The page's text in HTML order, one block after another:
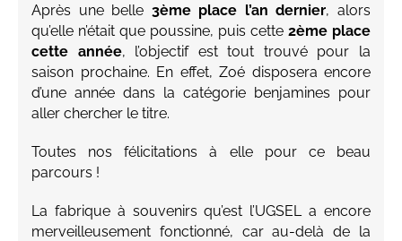
Après une belle 3ème place l’an dernier, alors
qu’elle n’était que poussine, puis cette 2ème place
cette année, l’objectif est tout trouvé pour la
saison prochaine. En effet, Zoé disposera encore
d’une année dans la catégorie benjamines pour
aller chercher le titre.
Toutes nos félicitations à elle pour ce beau
parcours !
La fabrique à souvenirs qu’est l’UGSEL a encore
merveilleusement fonctionné, car au-delà de la